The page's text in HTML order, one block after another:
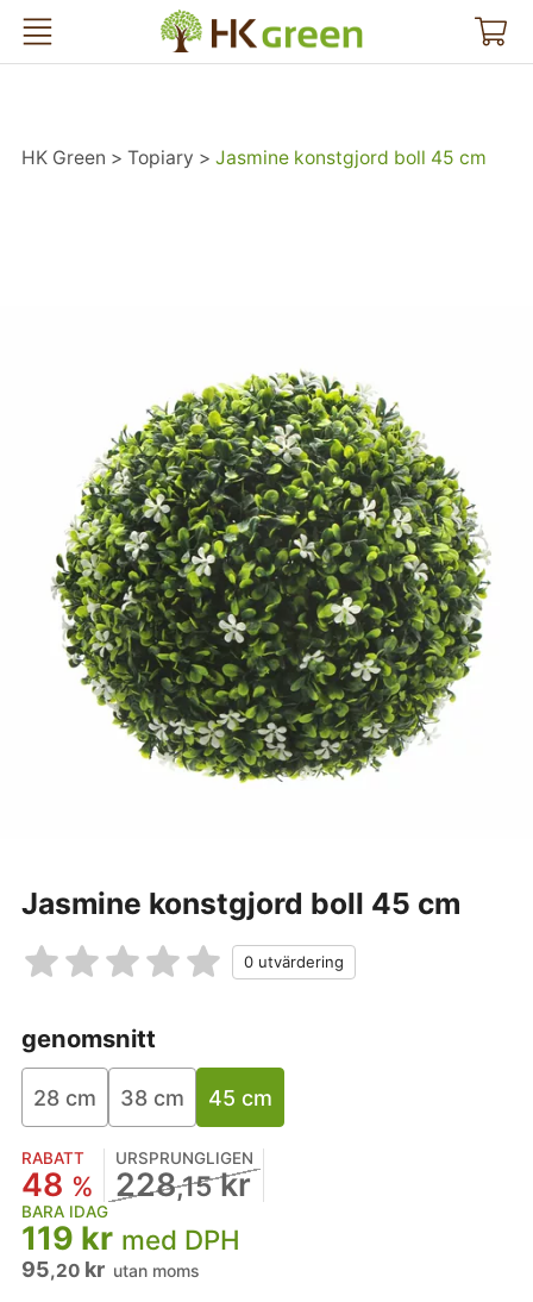
HK Green
HK Green Topiary Jasmine konstgjord boll 45 cm
Jasmine konstgjord boll 45 cm
genomsnitt
28 cm 38 cm 45 cm
RABATT
48 %
URSPRUNGLIGEN
228,15kr
BARA IDAG
119 kr med DPH
95,20kr utan moms